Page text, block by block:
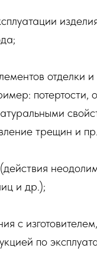
отделки
трещин и
и др.);
с
по